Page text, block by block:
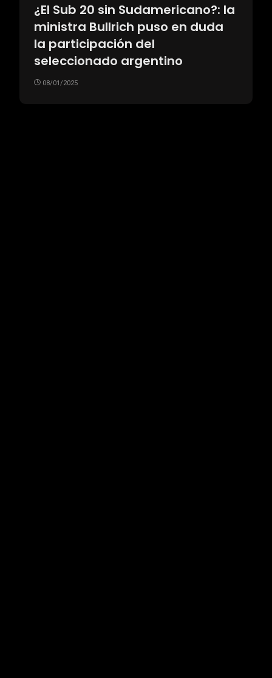
¿El Sub 20 sin Sudamericano?: la
ministra Bullrich puso en duda
la participación del
seleccionado argentino
08/01/2025